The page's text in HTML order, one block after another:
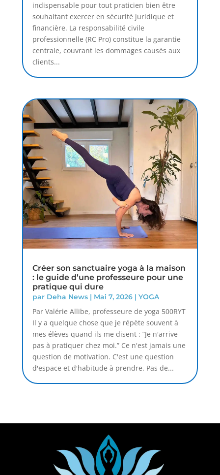
indispensable pour tout praticien bien être
souhaitant exercer en sécurité juridique et
financière. La responsabilité civile
professionnelle (RC Pro) constitue la garantie
centrale, couvrant les dommages causés aux
clients...
Créer son sanctuaire yoga à la maison
: le guide d’une professeure pour une
pratique qui dure
par Deha News| Mai 7, 2026| YOGA
Par Valérie Allibe, professeure de yoga 500RYT
Il y a quelque chose que je répète souvent à
mes élèves quand ils me disent : “Je n'arrive
pas à pratiquer chez moi.” Ce n'est jamais une
question de motivation. C'est une question
d'espace et d'habitude à prendre. Pas de...